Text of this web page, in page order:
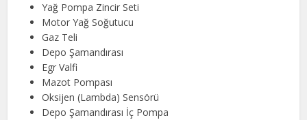
Yağ Pompa Zincir Seti
Motor Yağ Soğutucu
Gaz Teli
Depo Şamandırası
Egr Valfi
Mazot Pompası
Oksijen (Lambda) Sensörü
Depo Şamandırası İç Pompa